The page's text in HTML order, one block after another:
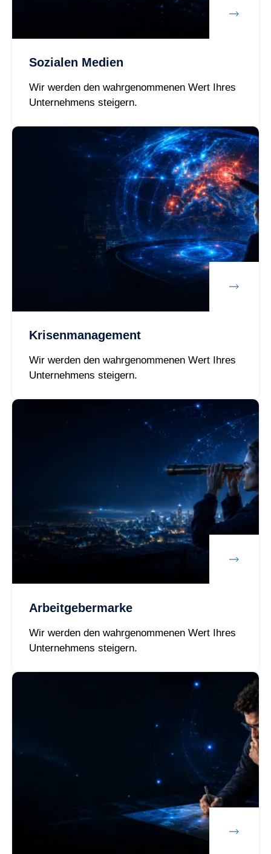
Sozialen Medien
Wir werden den wahrgenommenen Wert Ihres
Unternehmens steigern.
Krisenmanagement
Wir werden den wahrgenommenen Wert Ihres
Unternehmens steigern.
Arbeitgebermarke
Wir werden den wahrgenommenen Wert Ihres
Unternehmens steigern.